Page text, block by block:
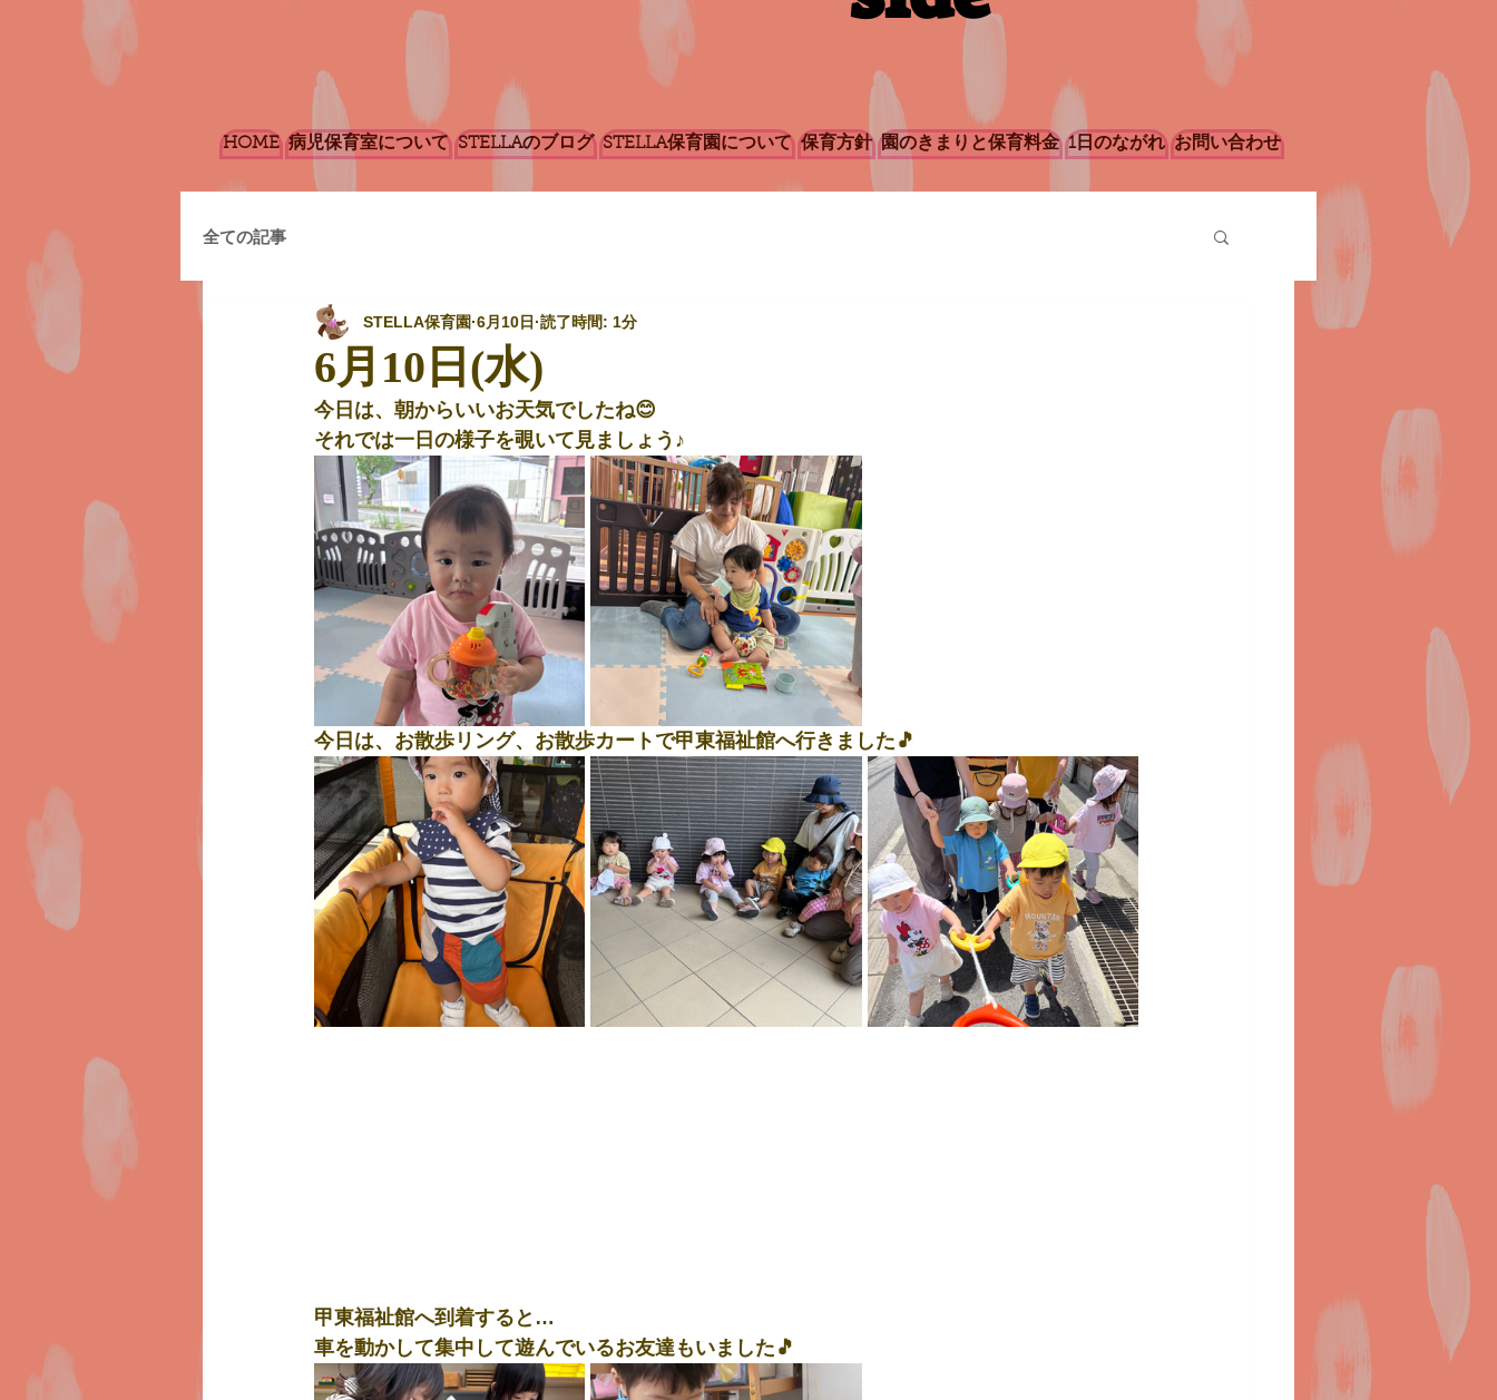
HOME 病児保育室について STELLAのブログ STELLA保育園について 保育方針 園のきまりと保育料金 1日のながれ お問い合わせ
全ての記事
6月10日(水)
STELLA保育園 6月10日 読了時間: 1分
今日は、朝からいいお天気でしたね😊
それでは一日の様子を覗いて見ましょう♪
今日は、お散歩リング、お散歩カートで甲東福祉館へ行きました🎵
甲東福祉館へ到着すると…
車を動かして集中して遊んでいるお友達もいました🎵